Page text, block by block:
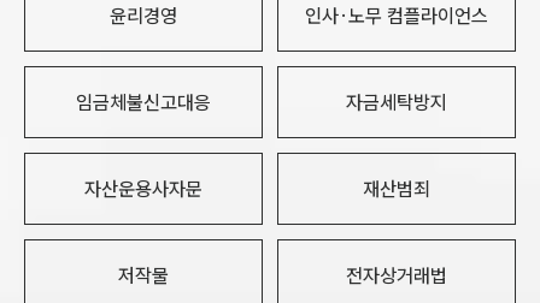
윤리경영 인사·노무 컴플라이언스
임금체불신고대응 자금세탁방지
자산운용사자문 재산범죄
저작물 전자상거래법